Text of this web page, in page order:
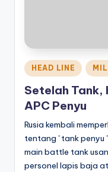
Posted
in
HEAD LINE
Setelah Tank,
APC Penyu
Rusia kembali
tentang ' tank penyu
main battle tank
personel lapis baja